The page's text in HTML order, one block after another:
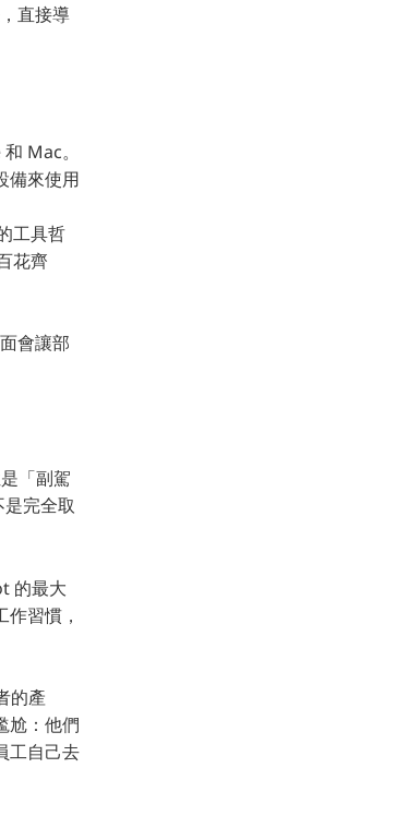
直接導
Mac。
備來使用
工具哲
花齊
會讓部
「副駕
完全取
的最大
習慣，
的產
尬：他們
工自己去